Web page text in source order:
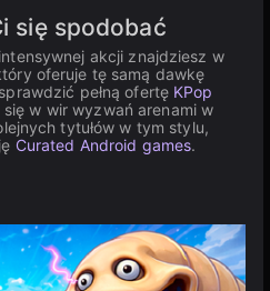
się spodobać
akcji znajdziesz w
oferuje tę samą dawkę
pełną ofertę KPop
w wir wyzwań arenami w
tytułów w tym stylu,
Curated Android games.